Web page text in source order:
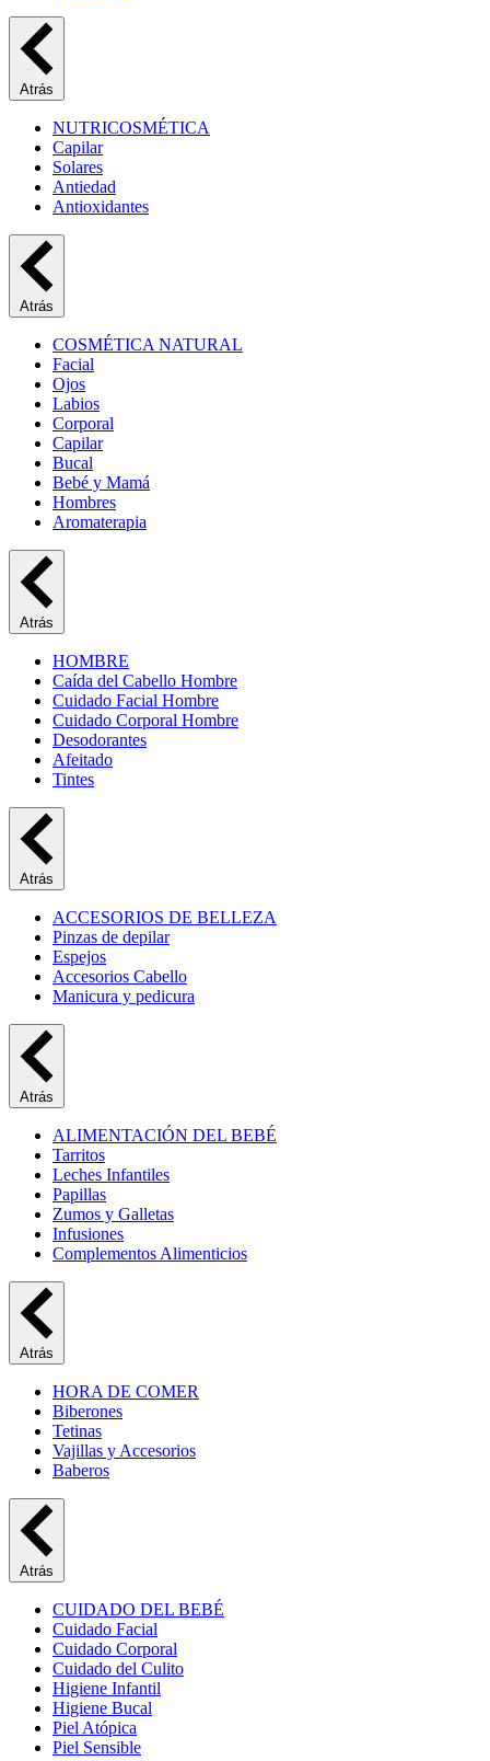
Atrás
NUTRICOSMÉTICA
Capilar
Solares
Antiedad
Antioxidantes
Atrás
COSMÉTICA NATURAL
Facial
Ojos
Labios
Corporal
Capilar
Bucal
Bebé y Mamá
Hombres
Aromaterapia
Atrás
HOMBRE
Caída del Cabello Hombre
Cuidado Facial Hombre
Cuidado Corporal Hombre
Desodorantes
Afeitado
Tintes
Atrás
ACCESORIOS DE BELLEZA
Pinzas de depilar
Espejos
Accesorios Cabello
Manicura y pedicura
Atrás
ALIMENTACIÓN DEL BEBÉ
Tarritos
Leches Infantiles
Papillas
Zumos y Galletas
Infusiones
Complementos Alimenticios
Atrás
HORA DE COMER
Biberones
Tetinas
Vajillas y Accesorios
Baberos
Atrás
CUIDADO DEL BEBÉ
Cuidado Facial
Cuidado Corporal
Cuidado del Culito
Higiene Infantil
Higiene Bucal
Piel Atópica
Piel Sensible